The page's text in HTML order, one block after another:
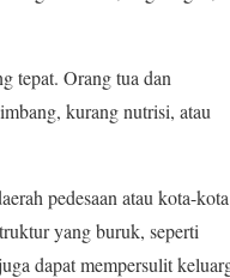
tepat. Orang tua dan
kurang nutrisi, atau
pedesaan atau kota-kota
yang buruk, seperti
dapat mempersulit